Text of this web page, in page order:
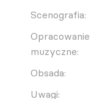
Scenografia:
Opracowanie
muzyczne:
Obsada:
Uwagi: